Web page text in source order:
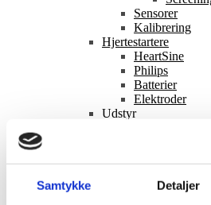
Samtykke Detaljer
Sensorer
Kalibrering
Hjertestartere
HeartSine
Philips
Batterier
Elektroder
Udstyr
ACE Instruments